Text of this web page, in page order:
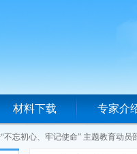
材料下载 专家介
不忘初心、牢记使命” 主题教育动员